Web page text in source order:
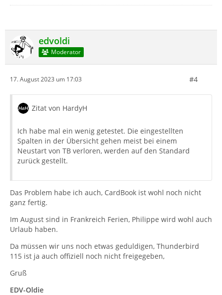
edvoldi
Moderator
17. August 2023 um 17:03 #4
Zitat von HardyH
Ich habe mal ein wenig getestet. Die eingestellten
Spalten in der Übersicht gehen meist bei einem
Neustart von TB verloren, werden auf den Standard
zurück gestellt.
Das Problem habe ich auch, CardBook ist wohl noch nicht
ganz fertig.
Im August sind in Frankreich Ferien, Philippe wird wohl auch
Urlaub haben.
Da müssen wir uns noch etwas geduldigen, Thunderbird
115 ist ja auch offiziell noch nicht freigegeben,
Gruß
EDV-Oldie